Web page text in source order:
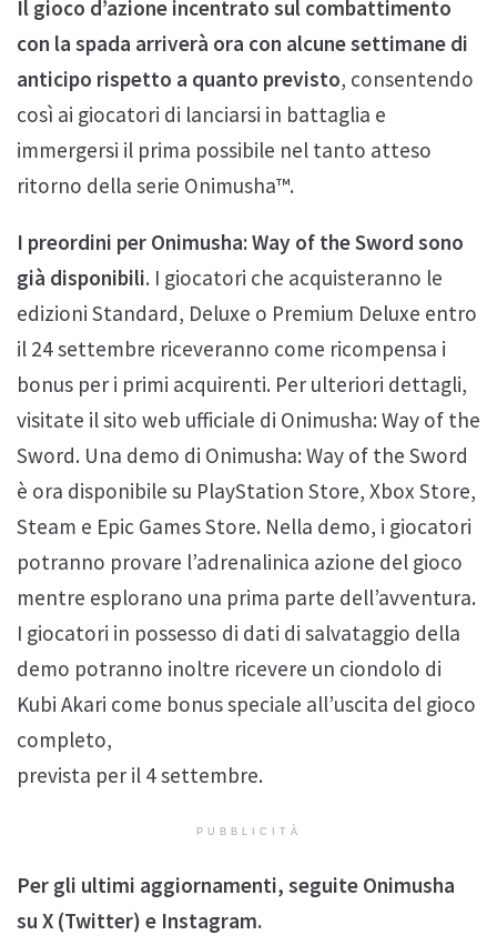
Il gioco d’azione incentrato sul combattimento
con la spada arriverà ora con alcune settimane di
anticipo rispetto a quanto previsto, consentendo
così ai giocatori di lanciarsi in battaglia e
immergersi il prima possibile nel tanto atteso
ritorno della serie Onimusha™.
I preordini per Onimusha: Way of the Sword sono
già disponibili. I giocatori che acquisteranno le
edizioni Standard, Deluxe o Premium Deluxe entro
il 24 settembre riceveranno come ricompensa i
bonus per i primi acquirenti. Per ulteriori dettagli,
visitate il sito web ufficiale di Onimusha: Way of the
Sword. Una demo di Onimusha: Way of the Sword
è ora disponibile su PlayStation Store, Xbox Store,
Steam e Epic Games Store. Nella demo, i giocatori
potranno provare l’adrenalinica azione del gioco
mentre esplorano una prima parte dell’avventura.
I giocatori in possesso di dati di salvataggio della
demo potranno inoltre ricevere un ciondolo di
Kubi Akari come bonus speciale all’uscita del gioco
completo,
prevista per il 4 settembre.
PUBBLICITÀ
Per gli ultimi aggiornamenti, seguite Onimusha
su X (Twitter) e Instagram.